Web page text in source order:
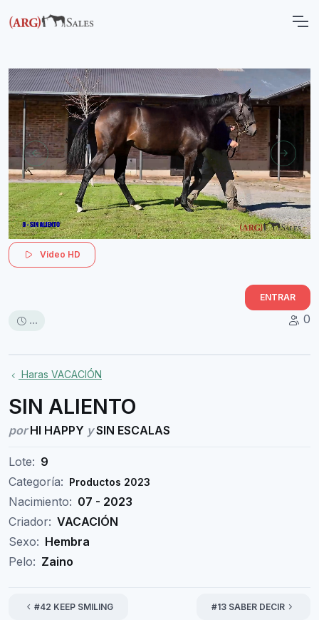
Video HD
ENTRAR
... 0
Haras VACACIÓN
SIN ALIENTO
porHI HAPPY ySIN ESCALAS
Lote: 9
Categoría: Productos 2023
Nacimiento: 07 - 2023
Criador: VACACIÓN
Sexo: Hembra
Pelo: Zaino
#42 KEEP SMILING #13 SABER DECIR